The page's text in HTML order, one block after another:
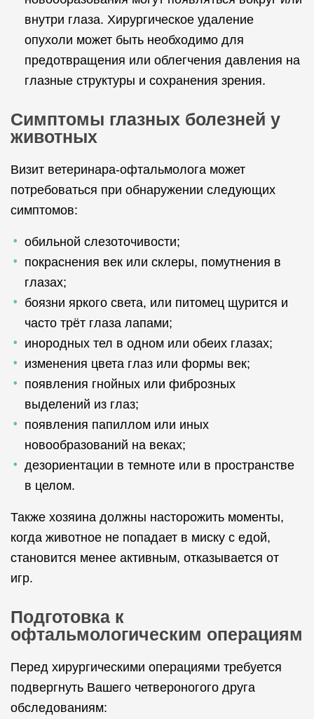
внутри глаза. Хирургическое удаление
опухоли может быть необходимо для
предотвращения или облегчения давления на
глазные структуры и сохранения зрения.
Симптомы глазных болезней у
животных
Визит ветеринара-офтальмолога может
потребоваться при обнаружении следующих
симптомов:
обильной слезоточивости;
покраснения век или склеры, помутнения в
глазах;
боязни яркого света, или питомец щурится и
часто трёт глаза лапами;
инородных тел в одном или обеих глазах;
изменения цвета глаз или формы век;
появления гнойных или фиброзных
выделений из глаз;
появления папиллом или иных
новообразований на веках;
дезориентации в темноте или в пространстве
в целом.
Также хозяина должны насторожить моменты,
когда животное не попадает в миску с едой,
становится менее активным, отказывается от
игр.
Подготовка к
офтальмологическим операциям
Перед хирургическими операциями требуется
подвергнуть Вашего четвероногого друга
обследованиям: